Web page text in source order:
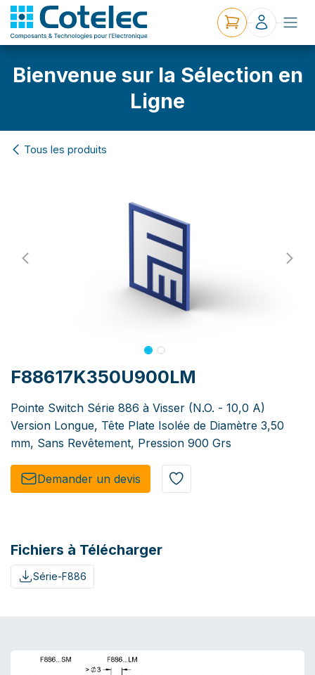
Bienvenue sur la Sélection en
Ligne
Tous les produits
F88617K350U900LM
Pointe Switch Série 886 à Visser (N.O. - 10,0 A)
Version Longue, Tête Plate Isolée de Diamètre 3,50
mm, Sans Revêtement, Pression 900 Grs
Demander un de​​vis​​
Fichiers à Télécharger
Série-F886